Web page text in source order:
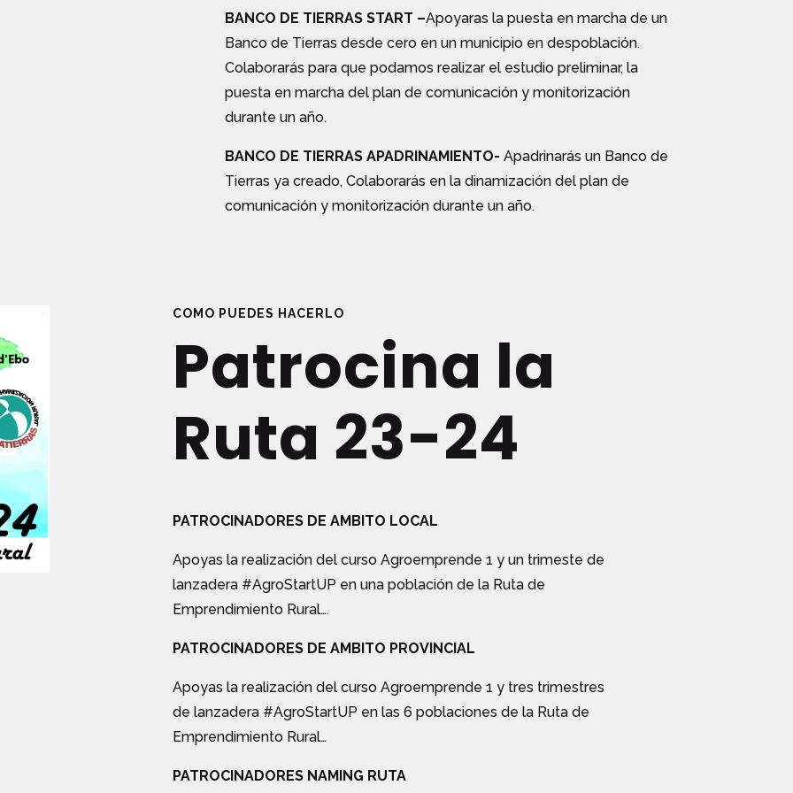
BANCO DE TIERRAS START –Apoyaras la puesta en marcha de un
Banco de Tierras desde cero en un municipio en despoblación.
Colaborarás para que podamos realizar el estudio preliminar, la
puesta en marcha del plan de comunicación y monitorización
durante un año.
BANCO DE TIERRASAPADRINAMIENTO- Apadrinarás un Banco de
Tierras ya creado, Colaborarás en la dinamización del plan de
comunicación y monitorización durante un año.
COMO PUEDES HACERLO
Patrocina la
Ruta 23-24
PATROCINADORES DE AMBITO LOCAL
Apoyas la realización del curso Agroemprende 1 y un trimeste de
lanzadera #AgroStartUP en una población de la Ruta de
Emprendimiento Rural….
PATROCINADORES DE AMBITO PROVINCIAL
Apoyas la realización del curso Agroemprende 1 y tres trimestres
de lanzadera #AgroStartUP en las 6 poblaciones de la Ruta de
Emprendimiento Rural…
PATROCINADORES NAMING RUTA